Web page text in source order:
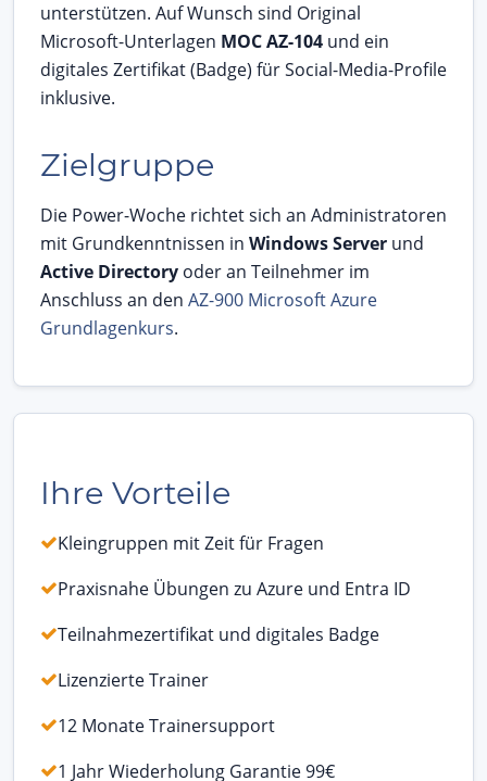
unterstützen. Auf Wunsch sind Original
Microsoft-Unterlagen MOC AZ-104 und ein
digitales Zertifikat (Badge) für Social-Media-Profile
inklusive.
Zielgruppe
Die Power-Woche richtet sich an Administratoren
mit Grundkenntnissen in Windows Server und
Active Directory oder an Teilnehmer im
Anschluss an den AZ-900 Microsoft Azure
Grundlagenkurs.
Ihre Vorteile
Kleingruppen mit Zeit für Fragen
Praxisnahe Übungen zu Azure und Entra ID
Teilnahmezertifikat und digitales Badge
Lizenzierte Trainer
12 Monate Trainersupport
1 Jahr Wiederholung Garantie 99€